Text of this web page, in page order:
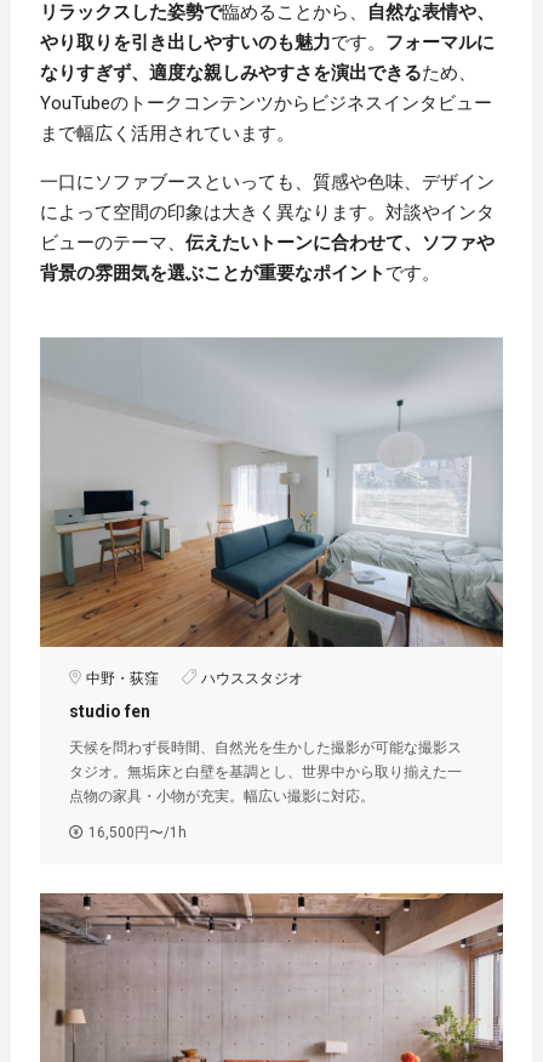
リラックスした姿勢で臨めることから、
自然な表情や、
やり取りを引き出しやすいのも魅力です。 フォーマルに
なりすぎず、適度な親しみやすさを演出できるため、
YouTubeのトークコンテンツからビジネスインタビュー
まで幅広く活用されています。
一口にソファブースといっても、質感や色味、デザイン
によって空間の印象は大きく異なります。対談やインタ
ビューのテーマ、 伝えたいトーンに合わせて、ソファや
背景の雰囲気を選ぶことが重要なポイント です。
中野・荻窪 ハウススタジオ
studio fen
天候を問わず長時間、自然光を生かした撮影が可能な撮影ス
タジオ。無垢床と白壁を基調とし、世界中から取り揃えた一
点物の家具・小物が充実。幅広い撮影に対応。
16,500円〜/1h